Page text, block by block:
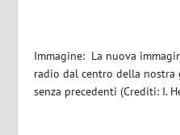
Immagine: La nuova
radio dal centro della nostra
senza precedenti (Crediti: I.